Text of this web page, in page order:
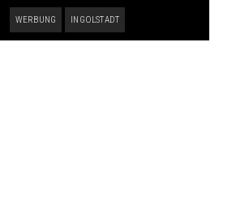
WERBUNG INGOLSTADT